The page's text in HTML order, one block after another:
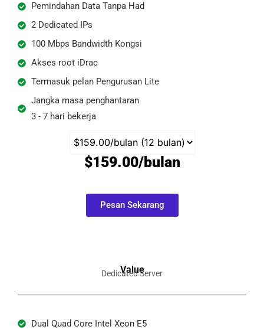
Pemindahan Data Tanpa Had
2 Dedicated IPs
100 Mbps Bandwidth Kongsi
Akses root iDrac
Termasuk pelan Pengurusan Lite
Jangka masa penghantaran
3 - 7 hari bekerja
$159.00/bulan
Pesan Sekarang
Value
Dedicated Server
Dual Quad Core Intel Xeon E5